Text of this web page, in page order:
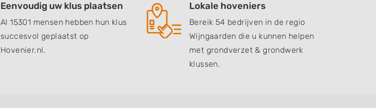
Eenvoudig uw klus plaatsen
Al 15301 mensen hebben hun klus
succesvol geplaatst op
Hovenier.nl.
Lokale hoveniers
Bereik 54 bedrijven in de regio
Wijngaarden die u kunnen helpen
met grondverzet & grondwerk
klussen.